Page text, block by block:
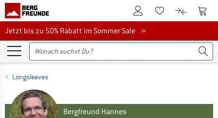
Zum KundenkontoZum Merkzettel.
Zum Zum
Jetzt bis zu 50% Rabatt im Sommer Sale
Jetzt bis zu 50% Rabatt im Sommer Sale »
Longsleeves
Bergfreund Hannes